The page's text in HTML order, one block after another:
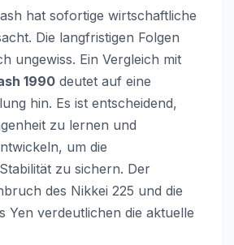
hat sofortige wirtschaftliche
Die langfristigen Folgen
ungewiss. Ein Vergleich mit
1990 deutet auf eine
hin. Es ist entscheidend,
zu lernen und
um die
zu sichern. Der
des Nikkei 225 und die
Yen verdeutlichen die aktuelle